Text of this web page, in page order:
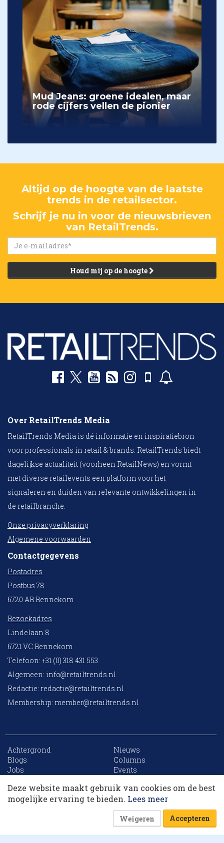
Mud Jeans: groene idealen, maar
rode cijfers vellen de pionier
Altijd op de hoogte van de laatste
trends in de retailsector.
Schrijf je nu in voor de nieuwsbrieven
van RetailTrends.
Houd mij op de hoogte
Over RetailTrends Media
RetailTrends Media is dé informatie en inspiratiebron
voor professionals in retail & brands. RetailTrends biedt
dagelijkse actualiteit (voorheen RetailNews) en vormt
met diverse retailevents een platform voor het
signaleren en duiden van relevante ontwikkelingen in
de retailbranche.
Onze privacyverklaring
Algemene voorwaarden
Contactgegevens
Postadres
Postbus 78
6720 AB Bennekom
Bezoekadres
Lindelaan 8
6721 VC Bennekom
Telefoon: +31 (0) 318 431 553
Algemeen: info@retailtrends.nl
Redactie: redactie@retailtrends.nl
Membership: member@retailtrends.nl
Achtergrond
Nieuws
Blogs
Columns
Jobs
Events
Archief
Sitemap
Website is powered by
Deze website maakt gebruik van cookies om de best
mogelijke ervaring te bieden. Lees meer
Weigeren Accepteren
10 collega’s
Korting op events